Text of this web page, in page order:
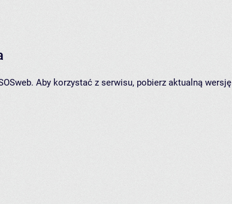
Aby korzystać z serwisu, pobierz aktualną wersję